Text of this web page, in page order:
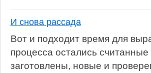
И снова рассада
Вот и подходит время для
процесса остались
заготовлены, новые и